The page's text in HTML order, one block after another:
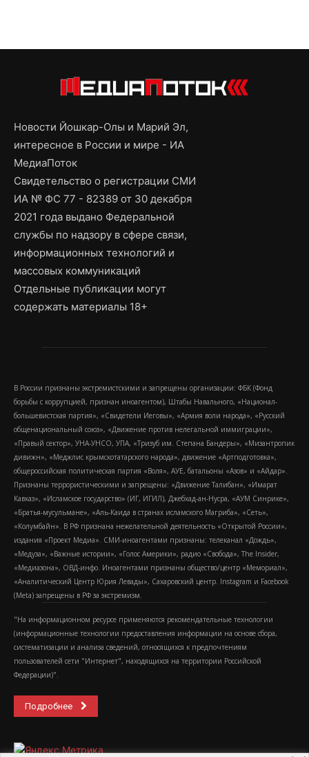
Новости Йошкар-Олы и Марий Эл,
интересное в России и мире - ИА
МедиаПоток
Свидетельство о регистрации СМИ
ИА № ФС 77 - 82389 от 30 декабря
2021 года выдано Федеральной
службы по надзору в сфере связи,
информационных технологий и
массовых коммуникаций
Отдельные публикации могут
содержать материалы 18+
В России признаны экстремистскими и запрещены организации: ФБК (Фонд
борьбы с коррупцией, признан иноагентом), Штабы Навального, «Национал-
большевистская партия», «Свидетели Иеговы», «Армия воли народа», «Русский
общенациональный союз», «Движение против нелегальной иммиграции»,
«Правый сектор», УНА-УНСО, УПА, «Тризуб им. Степана Бандеры», «Мизантропик
дивижн», «Меджлис крымскотатарского народа», движение «Артподготовка»,
общероссийская политическая партия «Воля», АУЕ, батальоны «Азов» и «Айдар».
Признаны террористическими и запрещены: «Движение Талибан», «Имарат
Кавказ», «Исламское государство» (ИГ, ИГИЛ), Джебхад-ан-Нусра, «АУМ Синрике»,
«Братья-мусульмане», «Аль-Каида в странах исламского Магриба», «Сеть»,
«Колумбайн». В РФ признана нежелательной деятельность «Открытой России»,
издания «Проект Медиа». СМИ-иноагентами признаны: телеканал «Дождь»,
«Медуза», «Важные истории», «Голос Америки», радио «Свобода», The Insider,
«Медиазона», ОВД-инфо. Иноагентами признаны общество/центр «Мемориал»,
«Аналитический Центр Юрия Левады», Сахаровский центр. Instagram и Facebook
(Metа) запрещены в РФ за экстремизм.
"На информационном ресурсе применяются рекомендательные технологии
(информационные технологии предоставления информации на основе сбора,
систематизации и анализа сведений, относящихся к предпочтениям
пользователей сети "Интернет", находящихся на территории Российской
Федерации)".
Подробнее